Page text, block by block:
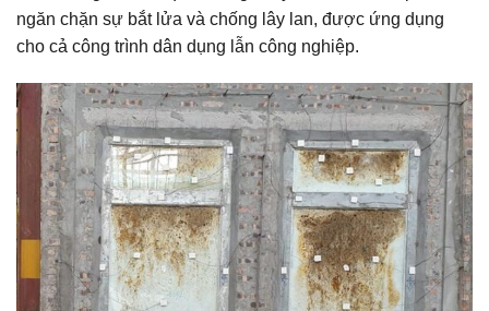
ngăn chặn sự bắt lửa và chống lây lan, được ứng dụng
cho cả công trình dân dụng lẫn công nghiệp.